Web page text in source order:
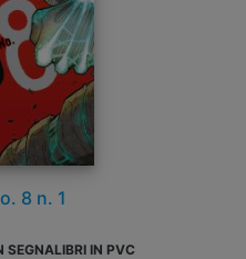
8 n. 1
SEGNALIBRI IN PVC